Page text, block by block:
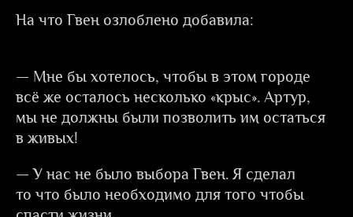
На что Гвен озлоблено добавила:
— Мне бы хотелось, чтобы в этом городе
всё же осталось несколько «крыс». Артур,
мы не должны были позволить им остаться
в живых!
— У нас не было выбора Гвен. Я сделал
то что было необходимо для того чтобы